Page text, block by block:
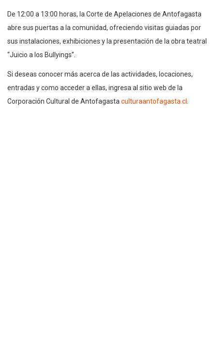
De 12:00 a 13:00 horas, la Corte de Apelaciones de Antofagasta
abre sus puertas a la comunidad, ofreciendo visitas guiadas por
sus instalaciones, exhibiciones y la presentación de la obra teatral
“Juicio a los Bullyings”.
Si deseas conocer más acerca de las actividades, locaciones,
entradas y como acceder a ellas, ingresa al sitio web de la
Corporación Cultural de Antofagastaculturaantofagasta.cl .